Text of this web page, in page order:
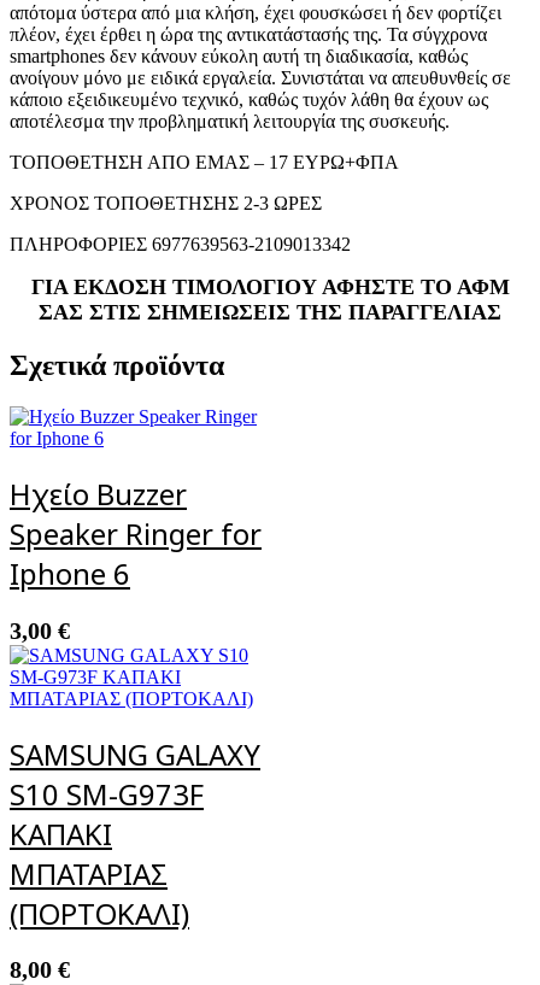
απότομα ύστερα από μια κλήση, έχει φουσκώσει ή δεν φορτίζει
πλέον, έχει έρθει η ώρα της αντικατάστασής της. Τα σύγχρονα
smartphones δεν κάνουν εύκολη αυτή τη διαδικασία, καθώς
ανοίγουν μόνο με ειδικά εργαλεία. Συνιστάται να απευθυνθείς σε
κάποιο εξειδικευμένο τεχνικό, καθώς τυχόν λάθη θα έχουν ως
αποτέλεσμα την προβληματική λειτουργία της συσκευής.
ΤΟΠΟΘΕΤΗΣΗ ΑΠΟ ΕΜΑΣ – 17 ΕΥΡΩ+ΦΠΑ
ΧΡΟΝΟΣ ΤΟΠΟΘΕΤΗΣΗΣ 2-3 ΩΡΕΣ
ΠΛΗΡΟΦΟΡΙΕΣ 6977639563-2109013342
ΓΙΑ ΕΚΔΟΣΗ ΤΙΜΟΛΟΓΙΟΥ ΑΦΗΣΤΕ ΤΟ ΑΦΜ
ΣΑΣ ΣΤΙΣ ΣΗΜΕΙΩΣΕΙΣ ΤΗΣ ΠΑΡΑΓΓΕΛΙΑΣ
Σχετικά προϊόντα
Ηχείο Buzzer
Speaker Ringer for
Iphone 6
3,00 €
SAMSUNG GALAXY
S10 SM-G973F
ΚΑΠΑΚΙ
ΜΠΑΤΑΡΙΑΣ
(ΠΟΡΤΟΚΑΛΙ)
8,00 €